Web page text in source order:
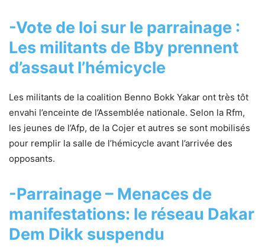
-Vote de loi sur le parrainage :
Les militants de Bby prennent
d’assaut l’hémicycle
Les militants de la coalition Benno Bokk Yakar ont très tôt
envahi l’enceinte de l’Assemblée nationale. Selon la Rfm,
les jeunes de l’Afp, de la Cojer et autres se sont mobilisés
pour remplir la salle de l’hémicycle avant l’arrivée des
opposants.
-Parrainage – Menaces de
manifestations: le réseau Dakar
Dem Dikk suspendu